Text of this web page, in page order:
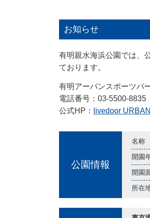
お知らせ
有明親水海浜公園では、
ております。
有明アーバンスポーツパ
電話番号：03-5500-8835
公式HP：
livedoor
公園情報
名称
開園
開園
所在